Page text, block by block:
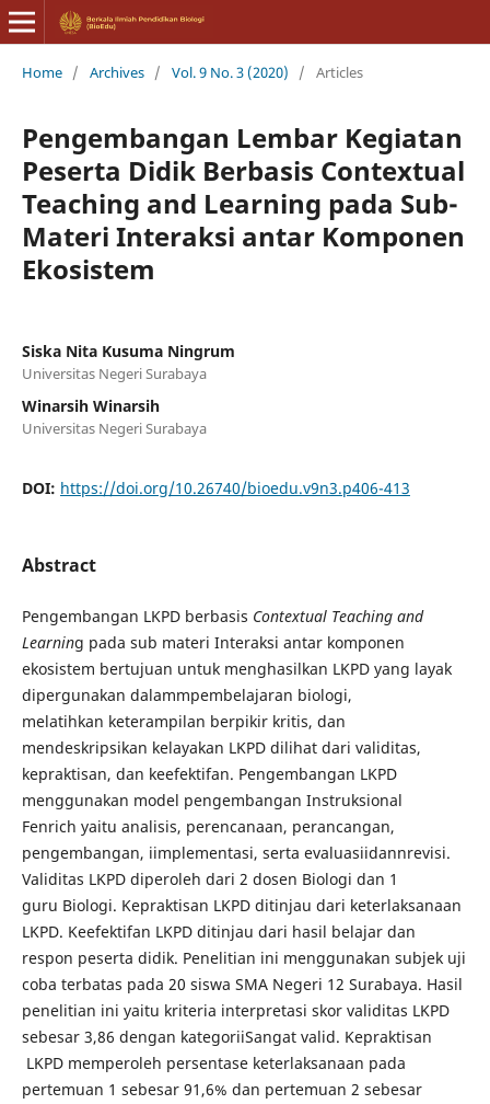
Home / Archives / Vol. 9 No. 3 (2020) / Articles
Pengembangan Lembar Kegiatan
Peserta Didik Berbasis Contextual
Teaching and Learning pada Sub-
Materi Interaksi antar Komponen
Ekosistem
Siska Nita Kusuma Ningrum
Universitas Negeri Surabaya
Winarsih Winarsih
Universitas Negeri Surabaya
DOI: https://doi.org/10.26740/bioedu.v9n3.p406-413
Abstract
Pengembangan LKPD berbasis Contextual Teaching and
Learning pada sub materi Interaksi antar komponen
ekosistem bertujuan untuk menghasilkan LKPD yang layak
dipergunakan dalammpembelajaran biologi,
melatihkan keterampilan berpikir kritis, dan
mendeskripsikan kelayakan LKPD dilihat dari validitas,
kepraktisan, dan keefektifan. Pengembangan LKPD
menggunakan model pengembangan Instruksional
Fenrich yaitu analisis, perencanaan, perancangan,
pengembangan, iimplementasi, serta evaluasiidannrevisi.
Validitas LKPD diperoleh dari 2 dosen Biologi dan 1
guru Biologi. Kepraktisan LKPD ditinjau dari keterlaksanaan
LKPD. Keefektifan LKPD ditinjau dari hasil belajar dan
respon peserta didik. Penelitian ini menggunakan subjek uji
coba terbatas pada 20 siswa SMA Negeri 12 Surabaya. Hasil
penelitian ini yaitu kriteria interpretasi skor validitas LKPD
sebesar 3,86 dengan kategoriiSangat valid. Kepraktisan
LKPD memperoleh persentase keterlaksanaan pada
pertemuan 1 sebesar 91,6% dan pertemuan 2 sebesar